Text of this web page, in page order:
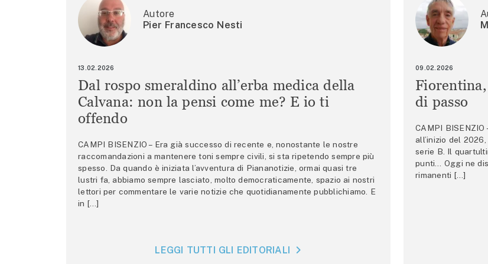
Autore
Pier Francesco Nesti
13.02.2026
Dal rospo smeraldino all’erba medica della
Calvana: non la pensi come me? E io ti
offendo
CAMPI BISENZIO – Era già successo di recente e, nonostante le nostre
raccomandazioni a mantenere toni sempre civili, si sta ripetendo sempre più
spesso. Da quando è iniziata l’avventura di Piananotizie, ormai quasi tre
lustri fa, abbiamo sempre lasciato, molto democraticamente, spazio ai nostri
lettori per commentare le varie notizie che quotidianamente pubblichiamo. E
in […]
LEGGI TUTTI GLI EDITORIALI
09.02.2026
di passo
CAMPI
all’inizio del
serie B. Il
punti… Oggi ne
rimanenti […]